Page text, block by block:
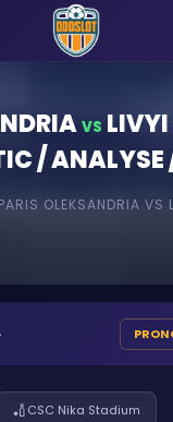
VS LIVYI
/ ANALYSE
OLEKSANDRIA VS
🏏CSC Nika Stadium